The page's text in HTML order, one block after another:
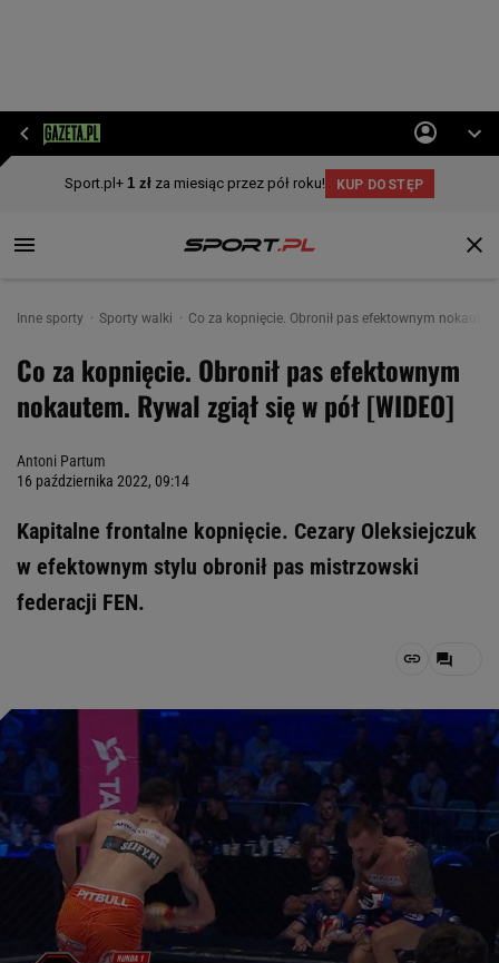
Inne sporty Sporty walki Co za kopnięcie. Obronił pas efektownym
Co za kopnięcie. Obronił pas efektownym
nokautem. Rywal zgiął się w pół [WIDEO]
Antoni Partum
16 października 2022, 09:14
Kapitalne frontalne kopnięcie. Cezary Oleksiejczuk
w efektownym stylu obronił pas mistrzowski
federacji FEN.